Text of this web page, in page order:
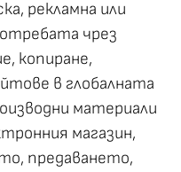
рекламна или
чрез
копиране,
в глобалната
материали
магазин,
предаването,